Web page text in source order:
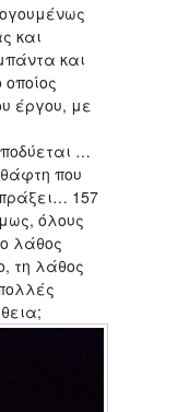
και
και
έργου, με
…
που
157
όλους
λάθος
τη λάθος